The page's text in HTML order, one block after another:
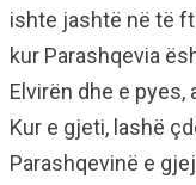
ishte jashtë në të
kur Parashqevia
Elvirën dhe e pyes,
Kur e gjeti, lashë
Parashqevinë e